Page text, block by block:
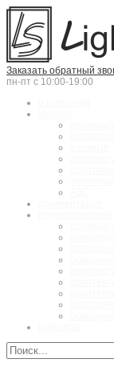
Заказать обратный
пн-пт с 10:00-19:00